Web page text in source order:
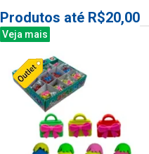
Produtos até R$20,00
Veja mais